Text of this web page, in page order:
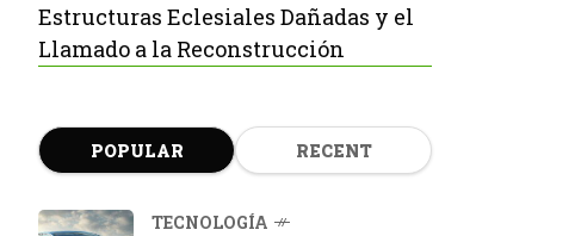
Estructuras Eclesiales Dañadas y el
Llamado a la Reconstrucción
POPULAR RECENT
TECNOLOGÍA